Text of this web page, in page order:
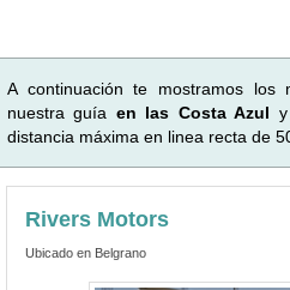
A continuación te mostramos los
nuestra guía en las Costa Azul
distancia máxima en linea recta de
Rivers Motors
Ubicado en Belgrano